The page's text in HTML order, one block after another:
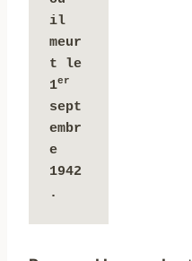
il
meur
t le
1er
sept
embr
e
1942
.